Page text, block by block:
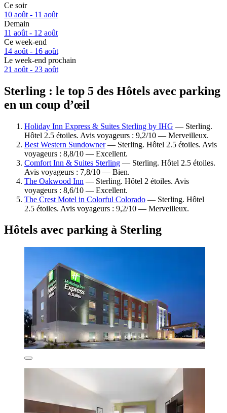
Ce soir
10 août - 11 août
Demain
11 août - 12 août
Ce week-end
14 août - 16 août
Le week-end prochain
21 août - 23 août
Sterling : le top 5 des Hôtels avec parking
en un coup d’œil
Holiday Inn Express & Suites Sterling by IHG — Sterling.
Hôtel 2.5 étoiles. Avis voyageurs : 9,2/10 — Merveilleux.
Best Western Sundowner— Sterling. Hôtel 2.5 étoiles. Avis
voyageurs : 8,8/10 — Excellent.
Comfort Inn & Suites Sterling — Sterling. Hôtel 2.5 étoiles.
Avis voyageurs : 7,8/10 — Bien.
The Oakwood Inn — Sterling. Hôtel 2 étoiles. Avis
voyageurs : 8,6/10 — Excellent.
The Crest Motel in Colorful Colorado — Sterling. Hôtel
2.5 étoiles. Avis voyageurs : 9,2/10 — Merveilleux.
Hôtels avec parking à Sterling